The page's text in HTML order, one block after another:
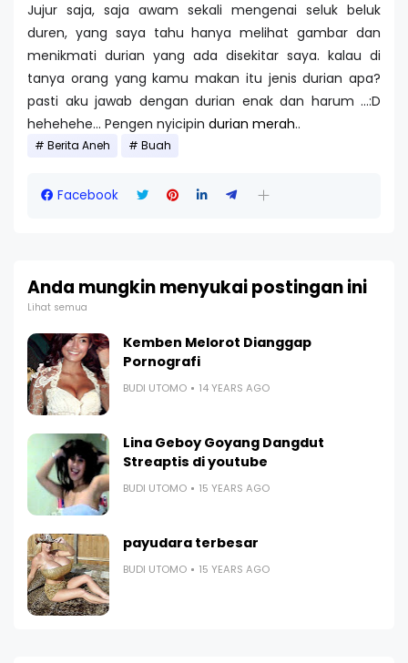
Jujur saja, saja awam sekali mengenai seluk beluk
duren, yang saya tahu hanya melihat gambar dan
menikmati durian yang ada disekitar saya. kalau di
tanya orang yang kamu makan itu jenis durian apa?
pasti aku jawab dengan durian enak dan harum ...:D
hehehehe... Pengen nyicipin durian merah..
Berita Aneh Buah
Facebook
Anda mungkin menyukai postingan ini
Lihat semua
Kemben Melorot Dianggap
Pornografi
BUDI UTOMO 14 YEARS AGO
Lina Geboy Goyang Dangdut
Streaptis di youtube
BUDI UTOMO 15 YEARS AGO
payudara terbesar
BUDI UTOMO 15 YEARS AGO